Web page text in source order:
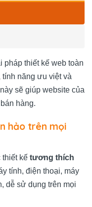
pháp thiết kế web toàn
năng ưu việt và
sẽ giúp website của
hàng.
hảo trên mọi
thiết kế tương thích
tính, điện thoại, máy
dễ sử dụng trên mọi